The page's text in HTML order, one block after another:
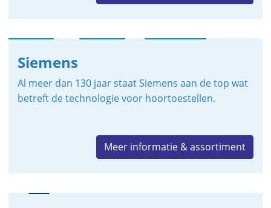
Siemens
Al meer dan 130 jaar staat Siemens aan de top wat
betreft de technologie voor hoortoestellen.
Meer informatie & assortiment